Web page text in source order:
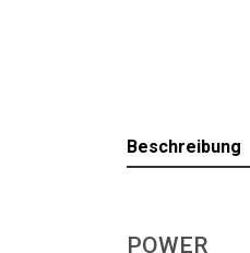
Beschreibung
POWER